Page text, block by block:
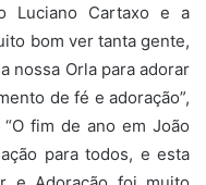
Luciano Cartaxo e a
bom ver tanta gente,
nossa Orla para adorar
de fé e adoração”,
fim de ano em João
para todos, e esta